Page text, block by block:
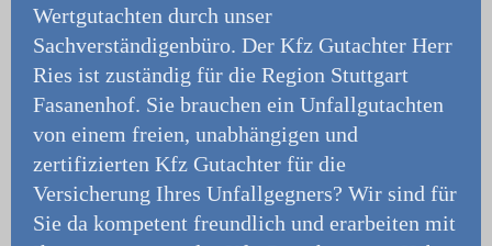
Wertgutachten durch unser
Sachverständigenbüro. Der Kfz Gutachter Herr
Ries ist zuständig für die Region Stuttgart
Fasanenhof. Sie brauchen ein Unfallgutachten
von einem freien, unabhängigen und
zertifizierten Kfz Gutachter für die
Versicherung Ihres Unfallgegners? Wir sind für
Sie da kompetent freundlich und erarbeiten mit